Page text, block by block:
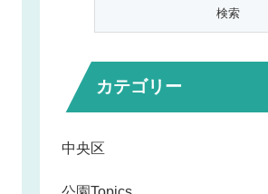
カテゴリー
中央区